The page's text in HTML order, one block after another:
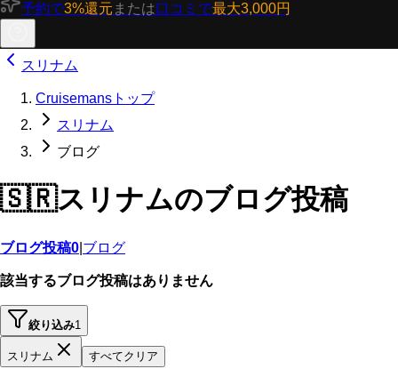
予約で3%還元 または口コミで最大3,000円
スリナム
Cruisemansトップ
スリナム
ブログ
🇸🇷スリナムのブログ投稿
ブログ投稿0 ブログ
該当するブログ投稿はありません
絞り込み1
スリナム すべてクリア